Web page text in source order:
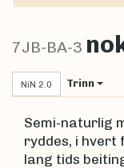
7JB-BA-3
NiN 2.0 Trinn
Semi-naturlig
ryddes, i hvert
lang tids